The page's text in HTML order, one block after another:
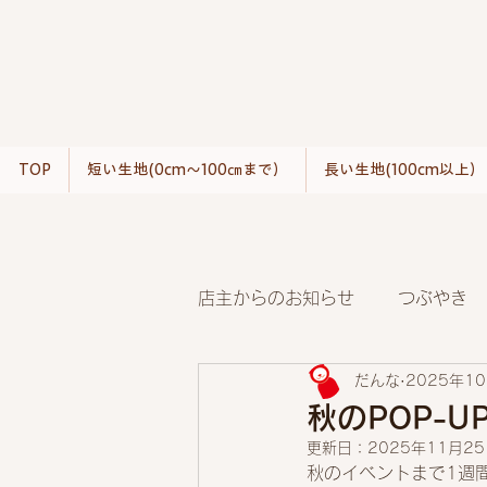
TOP 短い生地(0cm〜100㎝まで） 長い生地(100cm以上）
店主からのお知らせ つぶやき
秋のPOP-
だんな 2025年10
更新日： 2025年11月25
秋のイベントまで1週